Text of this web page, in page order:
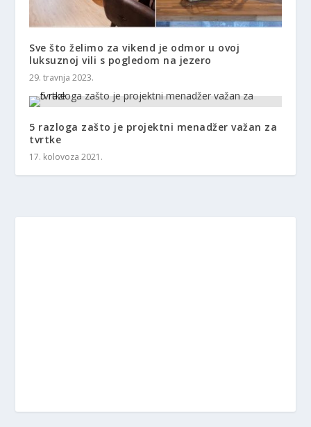
Sve što želimo za vikend je odmor u ovoj
luksuznoj vili s pogledom na jezero
29. travnja 2023.
5 razloga zašto je projektni menadžer važan za
tvrtke
17. kolovoza 2021.